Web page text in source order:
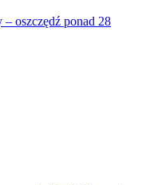
oszczędź ponad 28